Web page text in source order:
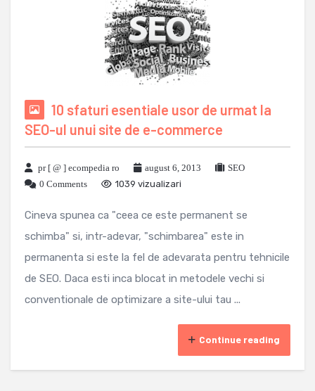
10 sfaturi esentiale usor de urmat la
SEO-ul unui site de e-commerce
pr [ @ ] ecompedia ro august 6, 2013
SEO
0 Comments
1039 vizualizari
Cineva spunea ca "ceea ce este permanent se
schimba" si, intr-adevar, "schimbarea" este in
permanenta si este la fel de adevarata pentru tehnicile
de SEO. Daca esti inca blocat in metodele vechi si
conventionale de optimizare a site-ului tau ...
Continue reading